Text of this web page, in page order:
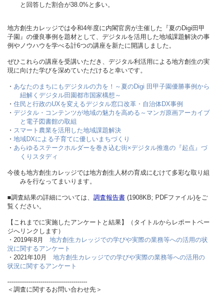
と回答した割合が38.0%と多い。
地方創生カレッジでは令和4年度に内閣官房が主催した『夏のDigi田甲
子園』の優良事例を題材として、デジタルを活用した地域課題解決の事
例やノウハウを学べる計6つの講座を新たに開講しました。
ぜひこれらの講座を受講いただき、デジタル利活用による地方創生の実
現に向けた学びを深めていただけると幸いです。
・ あなたのまちにもデジタルの力を！～夏のDigi 田甲子園優勝事例から
紐解くデジタル田園都市国家構想～
・ 住民と行政のUXを変えるデジタル窓口改革・自治体DX事例
・ デジタル・コンテンツが地域の魅力を高める～マンガ原画アーカイブ
と電子図書館の取組
・ スマート農業を活用した地域課題解決
・ 地域DXによる子育てに優しいまちづくり
・ あらゆるステークホルダーを巻き込む街×デジタル推進の『起点』づ
くりスタディ
今後も地方創生カレッジでは地方創生人材の育成にむけて多彩な取り組
みを行なってまいります。
■調査結果の詳細については、 調査報告書 (1908KB; PDFファイル)をご
覧ください。
【これまでに実施したアンケートと結果】（タイトルからレポートペー
ジへリンクします）
・2019年8月 地方創生カレッジでの学びや実際の業務等への活用の状
況に関するアンケート
・2021年10月 地方創生カレッジでの学びや実際の業務等への活用の
状況に関するアンケート
-----------------------------------------
＜調査に関するお問い合わせ先＞